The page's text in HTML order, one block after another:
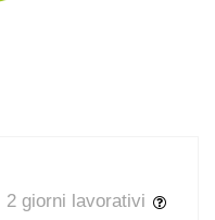
2 giorni lavorativi